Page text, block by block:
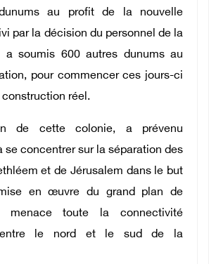
au profit de la nouvelle
par la décision du personnel de la
a soumis 600 autres dunums au
pour commencer ces jours-ci
réel.
de cette colonie, a prévenu
se concentrer sur la séparation des
et de Jérusalem dans le but
en œuvre du grand plan de
menace toute la connectivité
entre le nord et le sud de la